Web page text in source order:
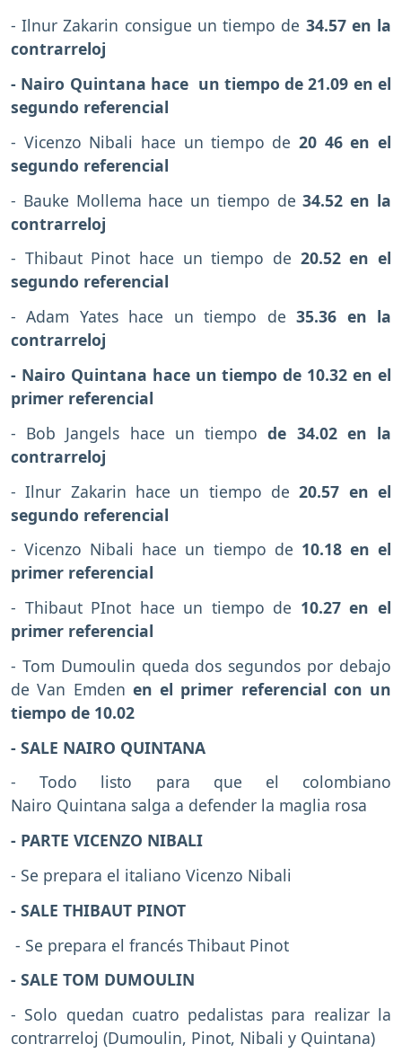
- Ilnur Zakarin consigue un tiempo de 34.57 en la
contrarreloj
- Nairo Quintana hace un tiempo de 21.09 en el
segundo referencial
- Vicenzo Nibali hace un tiempo de 20 46 en el
segundo referencial
- Bauke Mollema hace un tiempo de34.52 en la
contrarreloj
- Thibaut Pinot hace un tiempo de 20.52 en el
segundo referencial
- Adam Yates hace un tiempo de35.36 en la
contrarreloj
- Nairo Quintana hace un tiempo de 10.32 en el
primer referencial
- Bob Jangels hace un tiempode 34.02 en la
contrarreloj
- Ilnur Zakarin hace un tiempo de20.57 en el
segundo referencial
- Vicenzo Nibali hace un tiempo de 10.18 en el
primer referencial
- Thibaut PInot hace un tiempo de 10.27 en el
primer referencial
- Tom Dumoulin queda dos segundos por debajo
de Van Emden en el primer referencial con un
tiempo de 10.02
- SALE NAIRO QUINTANA
- Todo listo para que el colombiano
Nairo Quintana salga a defender la maglia rosa
- PARTE VICENZO NIBALI
- Se prepara el italiano Vicenzo Nibali
- SALE THIBAUT PINOT
- Se prepara el francés Thibaut Pinot
- SALE TOM DUMOULIN
- Solo quedan cuatro pedalistas para realizar la
contrarreloj (Dumoulin, Pinot, Nibali y Quintana)